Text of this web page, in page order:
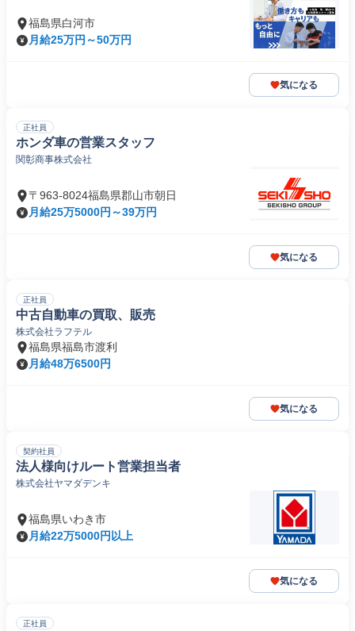
福島県白河市
月給25万円～50万円
気になる
正社員
ホンダ車の営業スタッフ
関彰商事株式会社
〒963-8024福島県郡山市朝日
月給25万5000円～39万円
気になる
正社員
中古自動車の買取、販売
株式会社ラフテル
福島県福島市渡利
月給48万6500円
気になる
契約社員
法人様向けルート営業担当者
株式会社ヤマダデンキ
福島県いわき市
月給22万5000円以上
気になる
正社員